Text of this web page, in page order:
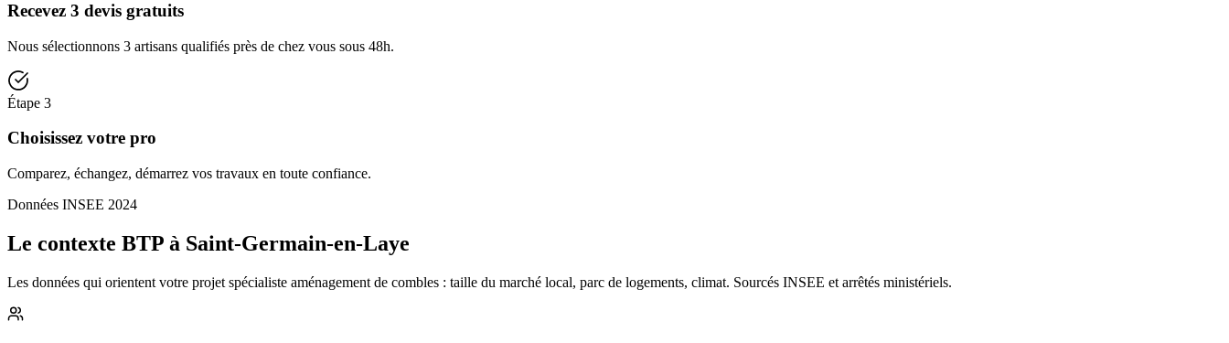
Recevez 3 devis gratuits
Nous sélectionnons 3 artisans qualifiés près de chez vous sous 48h.
Étape 3
Choisissez votre pro
Comparez, échangez, démarrez vos travaux en toute confiance.
Données INSEE 2024
Le contexte BTP à Saint-Germain-en-Laye
Les données qui orientent votre projet spécialiste aménagement de combles : taille du marché local, parc de logements, climat. Sourcés INSEE et arrêtés ministériels.